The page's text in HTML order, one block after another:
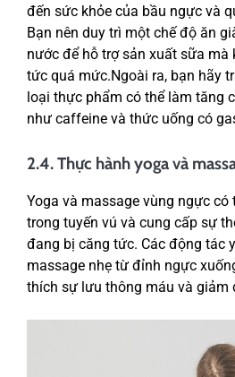
đến sức khỏe của bầu ngực và
Bạn nên duy trì một chế độ ăn
nước để hỗ trợ sản xuất sữa mà
tức quá mức.Ngoài ra, bạn hãy
loại thực phẩm có thể làm tăng
như caffeine và thức uống có
2.4. Thực hành yoga và
Yoga và massage vùng ngực
trong tuyến vú và cung cấp sự
đang bị căng tức. Các động tác
massage nhẹ từ đỉnh ngực
thích sự lưu thông máu và giảm